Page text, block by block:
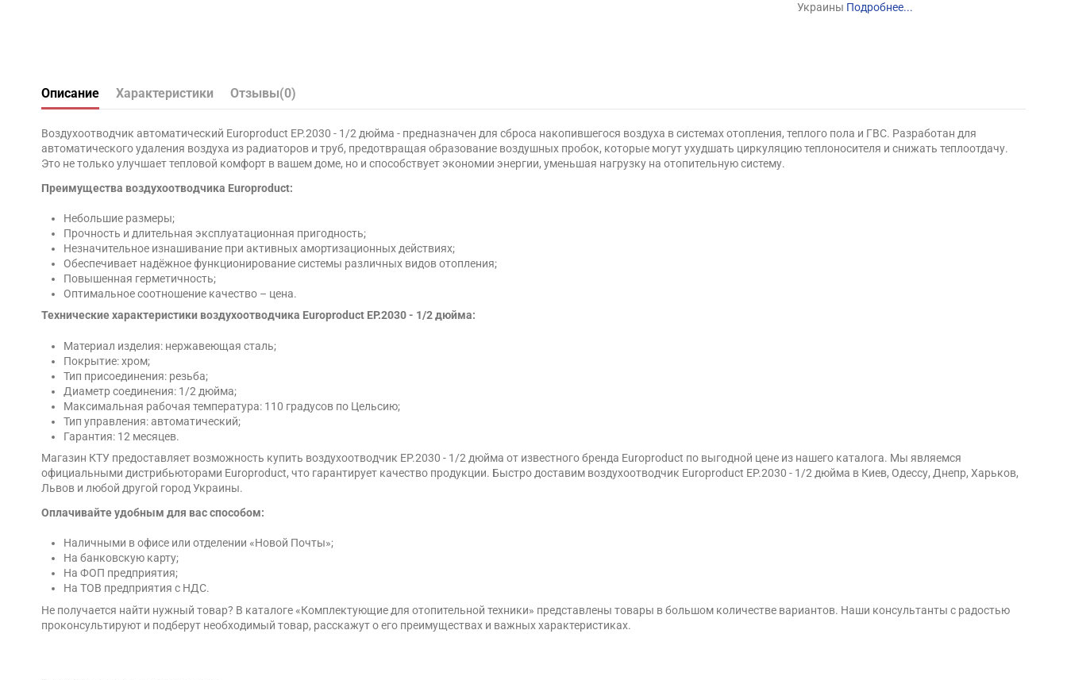
Украины Подробнее...
Описание Характеристики Отзывы(0)
Воздухоотводчик автоматический Europroduct EP.2030 - 1/2 дюйма - предназначен для сброса накопившегося воздуха в системах отопления, теплого пола и ГВС. Разработан для
автоматического удаления воздуха из радиаторов и труб, предотвращая образование воздушных пробок, которые могут ухудшать циркуляцию теплоносителя и снижать теплоотдачу.
Это не только улучшает тепловой комфорт в вашем доме, но и способствует экономии энергии, уменьшая нагрузку на отопительную систему.
Преимущества воздухоотводчика Europroduct:
Небольшие размеры;
Прочность и длительная эксплуатационная пригодность;
Незначительное изнашивание при активных амортизационных действиях;
Обеспечивает надёжное функционирование системы различных видов отопления;
Повышенная герметичность;
Оптимальное соотношение качество – цена.
Технические характеристики воздухоотводчика Europroduct EP.2030 - 1/2 дюйма:
Материал изделия: нержавеющая сталь;
Покрытие: хром;
Тип присоединения: резьба;
Диаметр соединения: 1/2 дюйма;
Максимальная рабочая температура: 110 градусов по Цельсию;
Тип управления: автоматический;
Гарантия: 12 месяцев.
Магазин КТУ предоставляет возможность купить воздухоотводчик EP.2030 - 1/2 дюйма от известного бренда Europroduct по выгодной цене из нашего каталога. Мы являемся
официальными дистрибьюторами Europroduct, что гарантирует качество продукции. Быстро доставим воздухоотводчик Europroduct EP.2030 - 1/2 дюйма в Киев, Одессу, Днепр, Харьков,
Львов и любой другой город Украины.
Оплачивайте удобным для вас способом:
Наличными в офисе или отделении «Новой Почты»;
На банковскую карту;
На ФОП предприятия;
На ТОВ предприятия с НДС.
Не получается найти нужный товар? В каталоге «Комплектующие для отопительной техники» представлены товары в большом количестве вариантов. Наши консультанты с радостью
проконсультируют и подберут необходимый товар, расскажут о его преимуществах и важных характеристиках.